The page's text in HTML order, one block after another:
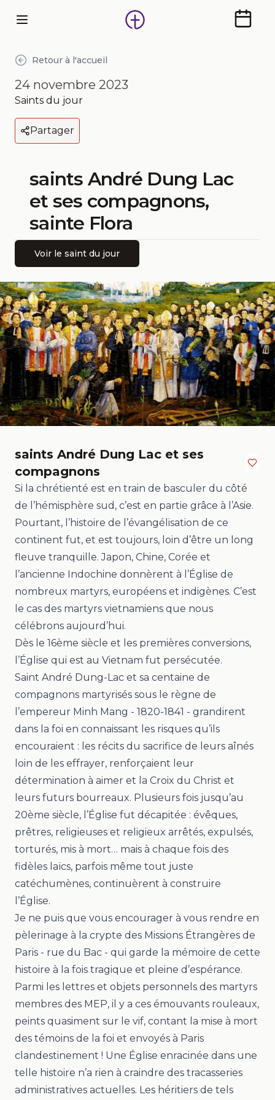
Retour à l'accueil
24 novembre 2023
Saints du jour
Partager
saints André Dung Lac
et ses compagnons,
sainte Flora
Voir le saint du jour
saints André Dung Lac et ses
compagnons
Si la chrétienté est en train de basculer du côté
de l’hémisphère sud, c’est en partie grâce à l’Asie.
Pourtant, l’histoire de l’évangélisation de ce
continent fut, et est toujours, loin d’être un long
fleuve tranquille. Japon, Chine, Corée et
l’ancienne Indochine donnèrent à l’Église de
nombreux martyrs, européens et indigènes. C’est
le cas des martyrs vietnamiens que nous
célébrons aujourd’hui.
Dès le 16ème siècle et les premières conversions,
l’Église qui est au Vietnam fut persécutée.
Saint André Dung-Lac et sa centaine de
compagnons martyrisés sous le règne de
l’empereur Minh Mang - 1820-1841 - grandirent
dans la foi en connaissant les risques qu’ils
encouraient : les récits du sacrifice de leurs aînés
loin de les effrayer, renforçaient leur
détermination à aimer et la Croix du Christ et
leurs futurs bourreaux. Plusieurs fois jusqu’au
20ème siècle, l’Église fut décapitée : évêques,
prêtres, religieuses et religieux arrêtés, expulsés,
torturés, mis à mort… mais à chaque fois des
fidèles laïcs, parfois même tout juste
catéchumènes, continuèrent à construire
l’Église.
Je ne puis que vous encourager à vous rendre en
pèlerinage à la crypte des Missions Étrangères de
Paris - rue du Bac - qui garde la mémoire de cette
histoire à la fois tragique et pleine d’espérance.
Parmi les lettres et objets personnels des martyrs
membres des MEP, il y a ces émouvants rouleaux,
peints quasiment sur le vif, contant la mise à mort
des témoins de la foi et envoyés à Paris
clandestinement ! Une Église enracinée dans une
telle histoire n’a rien à craindre des tracasseries
administratives actuelles. Les héritiers de tels